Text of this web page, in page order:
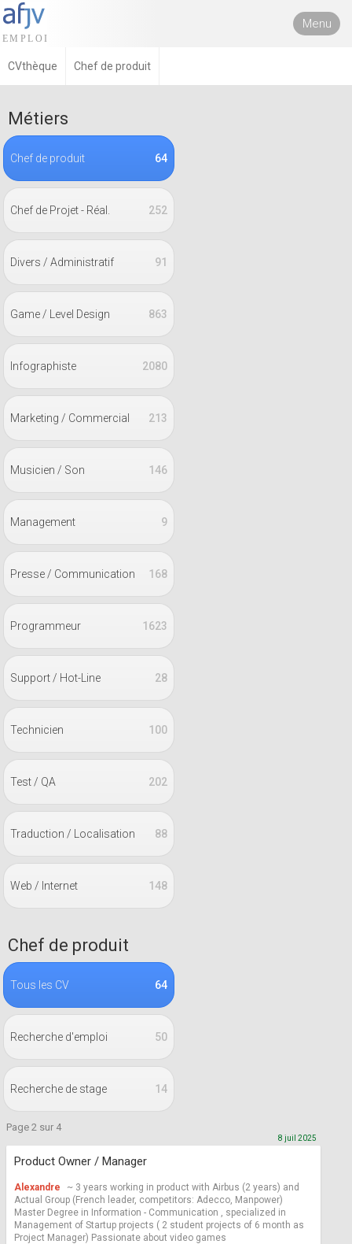
Menu
CVthèque Chef de produit
Métiers
64
Chef de produit
252
Chef de Projet - Réal.
91
Divers / Administratif
863
Game / Level Design
2080
Infographiste
213
Marketing / Commercial
146
Musicien / Son
9
Management
168
Presse / Communication
1623
Programmeur
28
Support / Hot-Line
100
Technicien
202
Test / QA
88
Traduction / Localisation
148
Web / Internet
Chef de produit
64
Tous les CV
50
Recherche d'emploi
14
Recherche de stage
Page 2 sur 4
Product Owner / Manager
8 juil 2025
Alexandre
~ 3 years working in product with Airbus (2 years) and
Actual Group (French leader, competitors: Adecco, Manpower)
Master Degree in Information - Communication , specialized in
Management of Startup projects ( 2 student projects of 6 month as
Project Manager) Passionate about video games